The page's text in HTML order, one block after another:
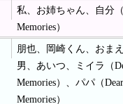
私、お姉ちゃん、自分
Memories）
朋也、岡崎くん、おま
男、あいつ、ミイラ（
Memories）、パパ（
Memories）